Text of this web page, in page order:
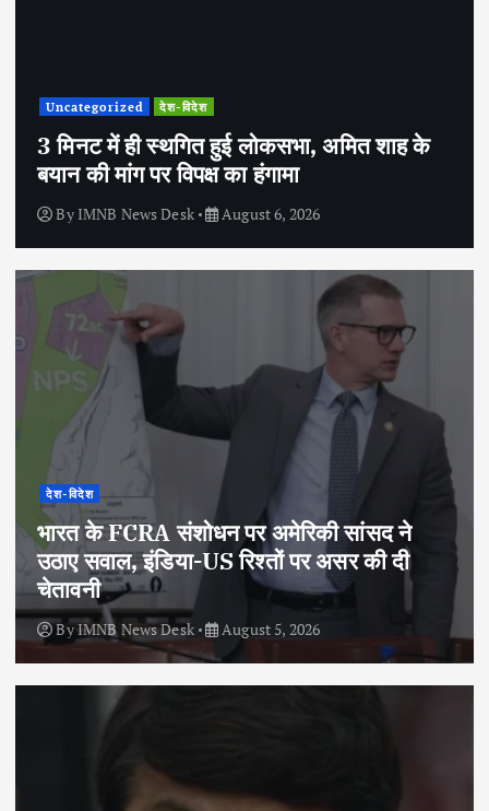
Uncategorized देश-विदेश
3 मिनट में ही स्थगित हुई लोकसभा, अमित शाह के
बयान की मांग पर विपक्ष का हंगामा
By IMNB News Desk August 6, 2026
देश-विदेश
भारत के FCRA संशोधन पर अमेरिकी सांसद ने
उठाए सवाल, इंडिया-US रिश्तों पर असर की दी
चेतावनी
ByIMNB News Desk August 5, 2026